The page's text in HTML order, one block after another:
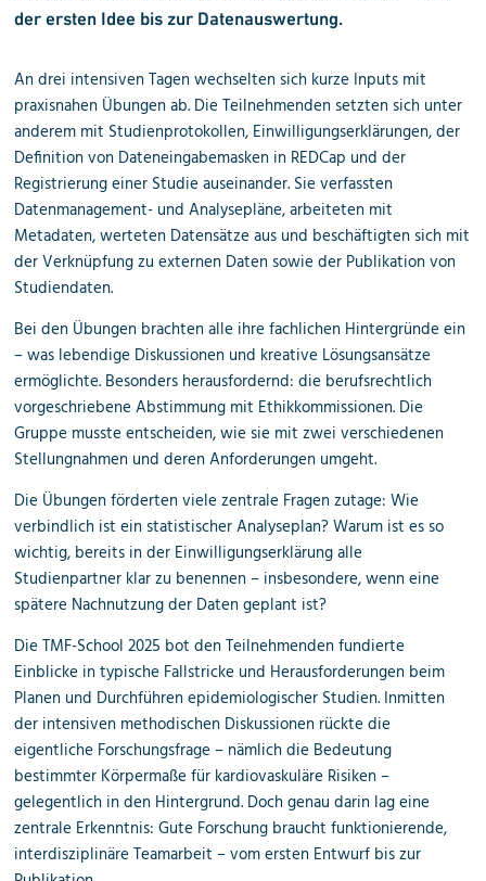
der ersten Idee bis zur Datenauswertung.
An drei intensiven Tagen wechselten sich kurze Inputs mit
praxisnahen Übungen ab. Die Teilnehmenden setzten sich unter
anderem mit Studienprotokollen, Einwilligungserklärungen, der
Definition von Dateneingabemasken in REDCap und der
Registrierung einer Studie auseinander. Sie verfassten
Datenmanagement- und Analysepläne, arbeiteten mit
Metadaten, werteten Datensätze aus und beschäftigten sich mit
der Verknüpfung zu externen Daten sowie der Publikation von
Studiendaten.
Bei den Übungen brachten alle ihre fachlichen Hintergründe ein
– was lebendige Diskussionen und kreative Lösungsansätze
ermöglichte. Besonders herausfordernd: die berufsrechtlich
vorgeschriebene Abstimmung mit Ethikkommissionen. Die
Gruppe musste entscheiden, wie sie mit zwei verschiedenen
Stellungnahmen und deren Anforderungen umgeht.
Die Übungen förderten viele zentrale Fragen zutage: Wie
verbindlich ist ein statistischer Analyseplan? Warum ist es so
wichtig, bereits in der Einwilligungserklärung alle
Studienpartner klar zu benennen – insbesondere, wenn eine
spätere Nachnutzung der Daten geplant ist?
Die TMF-School 2025 bot den Teilnehmenden fundierte
Einblicke in typische Fallstricke und Herausforderungen beim
Planen und Durchführen epidemiologischer Studien. Inmitten
der intensiven methodischen Diskussionen rückte die
eigentliche Forschungsfrage – nämlich die Bedeutung
bestimmter Körpermaße für kardiovaskuläre Risiken –
gelegentlich in den Hintergrund. Doch genau darin lag eine
zentrale Erkenntnis: Gute Forschung braucht funktionierende,
interdisziplinäre Teamarbeit – vom ersten Entwurf bis zur